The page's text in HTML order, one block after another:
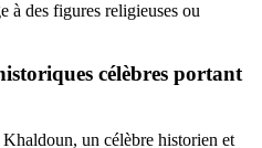
à des figures religieuses ou
célèbres portant
un célèbre historien et